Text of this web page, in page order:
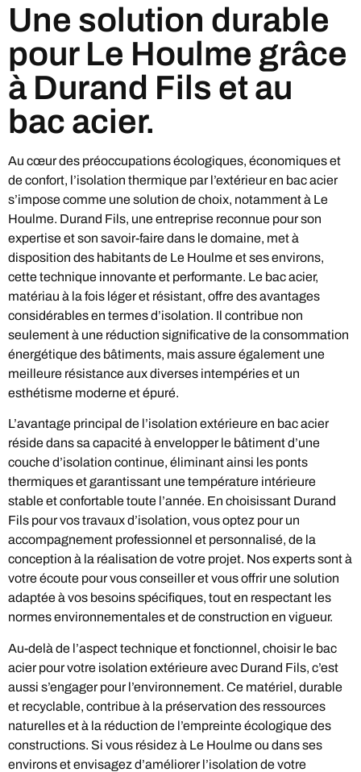
Une solution durable
pour Le Houlme grâce
à Durand Fils et au
bac acier.
Au cœur des préoccupations écologiques, économiques et
de confort, l’isolation thermique par l’extérieur en bac acier
s’impose comme une solution de choix, notamment à Le
Houlme. Durand Fils, une entreprise reconnue pour son
expertise et son savoir-faire dans le domaine, met à
disposition des habitants de Le Houlme et ses environs,
cette technique innovante et performante. Le bac acier,
matériau à la fois léger et résistant, offre des avantages
considérables en termes d’isolation. Il contribue non
seulement à une réduction significative de la consommation
énergétique des bâtiments, mais assure également une
meilleure résistance aux diverses intempéries et un
esthétisme moderne et épuré.
L’avantage principal de l’isolation extérieure en bac acier
réside dans sa capacité à envelopper le bâtiment d’une
couche d’isolation continue, éliminant ainsi les ponts
thermiques et garantissant une température intérieure
stable et confortable toute l’année. En choisissant Durand
Fils pour vos travaux d’isolation, vous optez pour un
accompagnement professionnel et personnalisé, de la
conception à la réalisation de votre projet. Nos experts sont à
votre écoute pour vous conseiller et vous offrir une solution
adaptée à vos besoins spécifiques, tout en respectant les
normes environnementales et de construction en vigueur.
Au-delà de l’aspect technique et fonctionnel, choisir le bac
acier pour votre isolation extérieure avec Durand Fils, c’est
aussi s’engager pour l’environnement. Ce matériel, durable
et recyclable, contribue à la préservation des ressources
naturelles et à la réduction de l’empreinte écologique des
constructions. Si vous résidez à Le Houlme ou dans ses
environs et envisagez d’améliorer l’isolation de votre